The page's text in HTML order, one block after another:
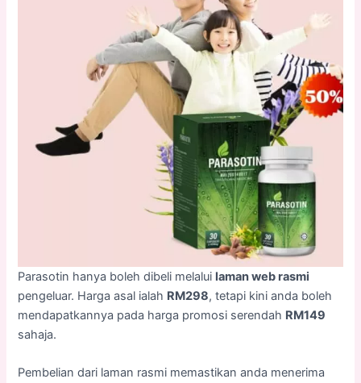
Parasotin hanya boleh dibeli melalui laman web rasmi
pengeluar. Harga asal ialah RM298, tetapi kini anda boleh
mendapatkannya pada harga promosi serendah RM149
sahaja.
Pembelian dari laman rasmi memastikan anda menerima